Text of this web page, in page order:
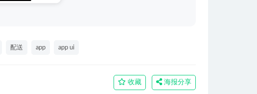
配送 app app ui
收藏 海报分享